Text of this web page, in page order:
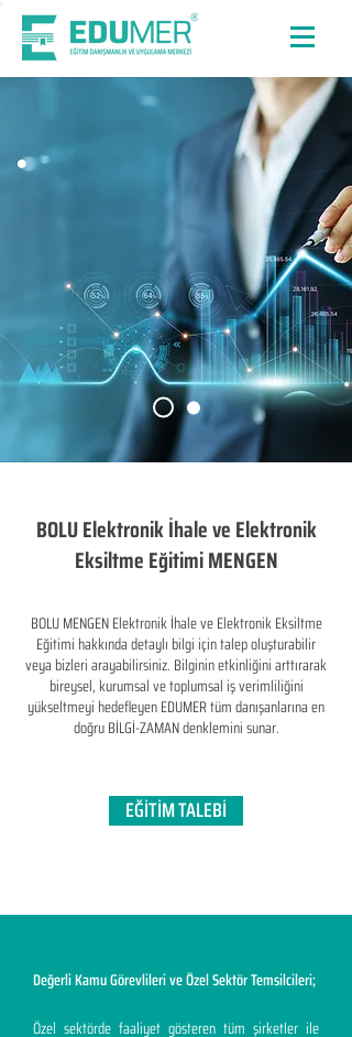
BOLU Elektronik İhale ve Elektronik
Eksiltme Eğitimi MENGEN
BOLU MENGEN Elektronik İhale ve Elektronik Eksiltme
Eğitimi hakkında detaylı bilgi için talep oluşturabilir
veya bizleri arayabilirsiniz. Bilginin etkinliğini arttırarak
bireysel, kurumsal ve toplumsal iş verimliliğini
yükseltmeyi hedefleyen​ EDUMER tüm danışanlarına en
doğru BİLGİ-ZAMAN denklemini sunar.
EĞİTİM TALEBİ
Değerli Kamu Görevlileri ve Özel Sektör Temsilcileri;
Özel sektörde faaliyet gösteren tüm şirketler ile